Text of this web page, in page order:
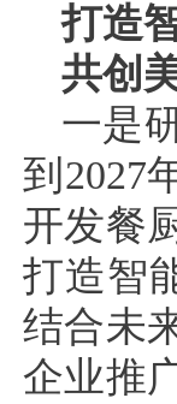
打造
共创
一是
到2027
开发餐
打造智
结合未
企业推